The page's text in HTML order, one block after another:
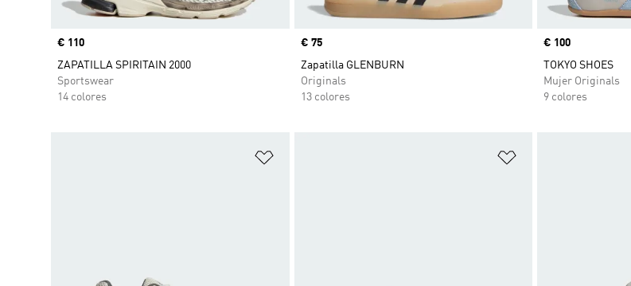
Precio
€ 110
ZAPATILLA SPIRITAIN 2000
Sportswear
14 colores
Precio
€ 75
Zapatilla GLENBURN
Originals
13 colores
Precio
€ 100
TOKYO SHOES
Mujer Originals
9 colores